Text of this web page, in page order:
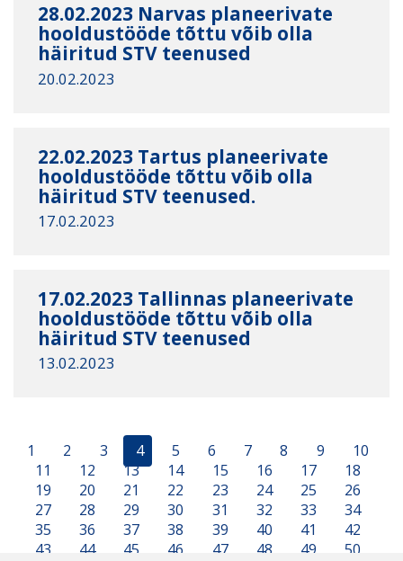
28.02.2023 Narvas planeerivate
hooldustööde tõttu võib olla
häiritud STV teenused
20.02.2023
22.02.2023 Tartus planeerivate
hooldustööde tõttu võib olla
häiritud STV teenused.
17.02.2023
17.02.2023 Tallinnas planeerivate
hooldustööde tõttu võib olla
häiritud STV teenused
13.02.2023
1 2 3 4 5 6 7 8 9
10
11
12 13 14 15 16 17
18
19
20 21 22 23 24 25
26
27
28 29 30 31 32 33
34
35
36 37 38 39 40 41
42
43
44 45 46 47 48 49 50